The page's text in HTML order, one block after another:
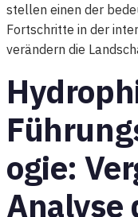
stellen einen der
Fortschritte in der
verändern die
ogie:
Analyse